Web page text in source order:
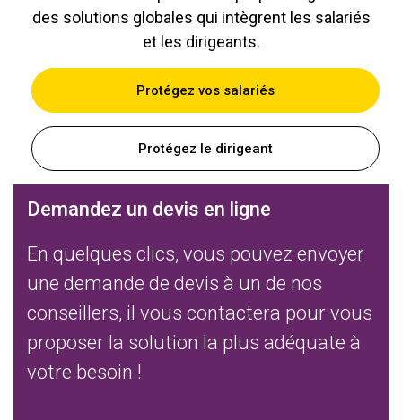
des solutions globales qui intègrent les salariés
et les dirigeants.
Protégez vos salariés
Protégez le dirigeant
Demandez un devis en ligne
En quelques clics, vous pouvez envoyer
une demande de devis à un de nos
conseillers, il vous contactera pour vous
proposer la solution la plus adéquate à
votre besoin !